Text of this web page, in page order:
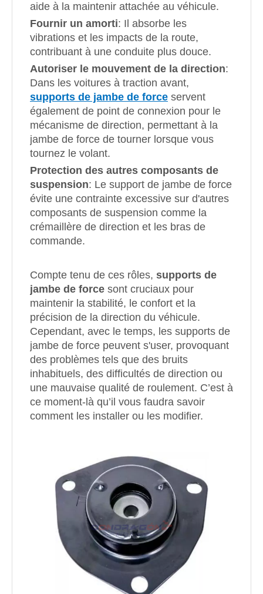
aide à la maintenir attachée au véhicule.
Fournir un amorti: Il absorbe les
vibrations et les impacts de la route,
contribuant à une conduite plus douce.
Autoriser le mouvement de la direction:
Dans les voitures à traction avant,
supports de jambe de force servent
également de point de connexion pour le
mécanisme de direction, permettant à la
jambe de force de tourner lorsque vous
tournez le volant.
Protection des autres composants de
suspension: Le support de jambe de force
évite une contrainte excessive sur d'autres
composants de suspension comme la
crémaillère de direction et les bras de
commande.
Compte tenu de ces rôles, supports de
jambe de force sont cruciaux pour
maintenir la stabilité, le confort et la
précision de la direction du véhicule.
Cependant, avec le temps, les supports de
jambe de force peuvent s'user, provoquant
des problèmes tels que des bruits
inhabituels, des difficultés de direction ou
une mauvaise qualité de roulement. C’est à
ce moment-là qu’il vous faudra savoir
comment les installer ou les modifier.